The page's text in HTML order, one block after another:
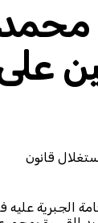
قانون
الإقامة الجبرية عليه